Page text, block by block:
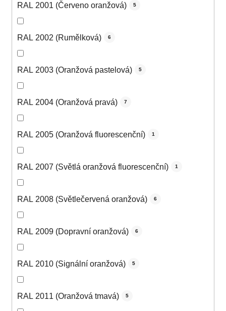
RAL 2001 (Červeno oranžová) 5
RAL 2002 (Rumělková) 6
RAL 2003 (Oranžová pastelová) 5
RAL 2004 (Oranžová pravá) 7
RAL 2005 (Oranžová fluorescenční) 1
RAL 2007 (Světlá oranžová fluorescenční) 1
RAL 2008 (Světlečervená oranžová) 6
RAL 2009 (Dopravní oranžová) 6
RAL 2010 (Signální oranžová) 5
RAL 2011 (Oranžová tmavá) 5